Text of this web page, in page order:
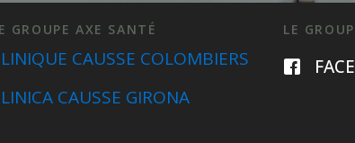
GROUPE AXE SANTÉ
CAUSSE COLOMBIERS
CAUSSE GIRONA
LE